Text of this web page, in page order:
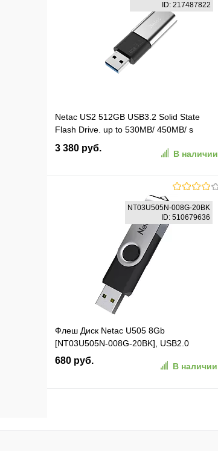
К сравнению
ID: 217487822
Netac US2 512GB USB3.2 Solid State
Flash Drive. up to 530MB/ 450MB/ s
(NT03US2N-512G-32SL)
3 380 руб.
В наличии
В корзину
К сравнению
NT03U505N-008G-20BK
ID: 510679636
Флеш Диск Netac U505 8Gb
[NT03U505N-008G-20BK], USB2.0
680 руб.
В наличии